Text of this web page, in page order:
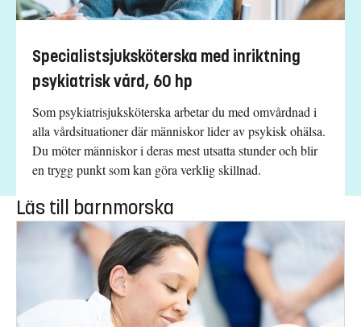
Specialistsjuksköterska med inriktning
psykiatrisk vård, 60 hp
Som psykiatrisjuksköterska arbetar du med omvårdnad i
alla vårdsituationer där människor lider av psykisk ohälsa.
Du möter människor i deras mest utsatta stunder och blir
en trygg punkt som kan göra verklig skillnad.
Läs till barnmorska